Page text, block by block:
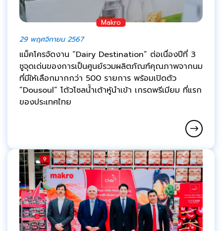
Makro
29 พฤศจิกายน 2567
แม็คโครจัดงาน “Dairy Destination” ต่อเนื่องปีที่ 3
ชูจุดเด่นของการเป็นศูนย์รวมผลิตภัณฑ์คุณภาพจากนม
ที่มีให้เลือกมากกว่า 500 รายการ พร้อมเปิดตัว
“Dousoul” โต้วโซลน้ำเต้าหู้นำเข้า เกรดพรีเมียม ที่แรก
ของประเทศไทย